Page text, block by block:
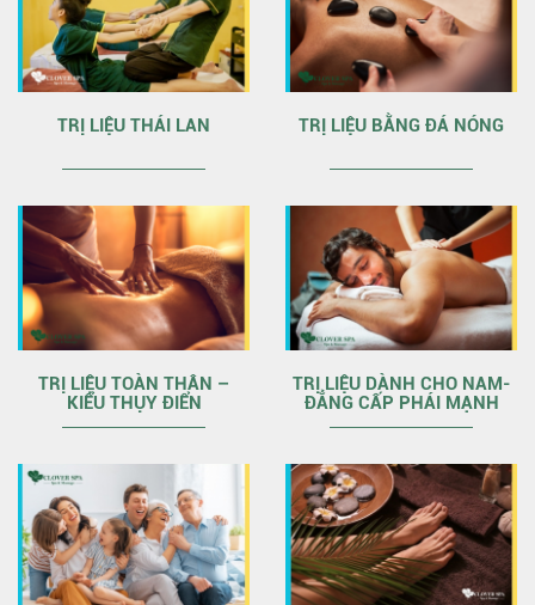
TRỊ LIỆU THÁI LAN TRỊ LIỆU BẰNG ĐÁ NÓNG
TRỊ LIỆU TOÀN THÂN –
KIỂU THỤY ĐIỂN
TRỊ LIỆU DÀNH CHO NAM-
ĐẲNG CẤP PHÁI MẠNH